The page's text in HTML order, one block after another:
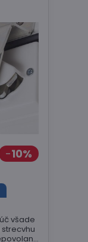
10%
všade